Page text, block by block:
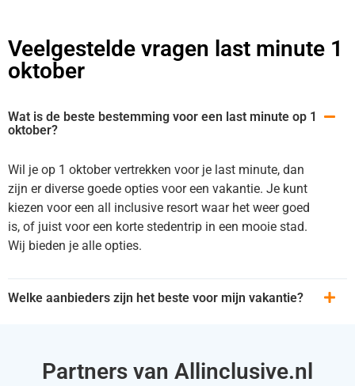
Veelgestelde vragen last minute 1
oktober
Wat is de beste bestemming voor een last minute op 1
oktober?
Wil je op 1 oktober vertrekken voor je last minute, dan
zijn er diverse goede opties voor een vakantie. Je kunt
kiezen voor een all inclusive resort waar het weer goed
is, of juist voor een korte stedentrip in een mooie stad.
Wij bieden je alle opties.
Welke aanbieders zijn het beste voor mijn vakantie?
Partners van Allinclusive.nl